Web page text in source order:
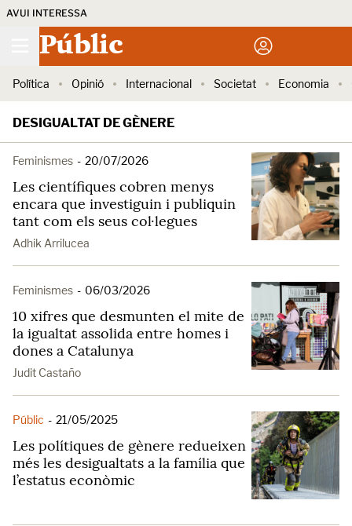
AVUI INTERESSA
Públic
Política Opinió Internacional Societat Economia
DESIGUALTAT DE GÈNERE
Feminismes - 20/07/2026
Les científiques cobren menys
encara que investiguin i publiquin
tant com els seus col·legues
Adhik Arrilucea
Feminismes - 06/03/2026
10 xifres que desmunten el mite de
la igualtat assolida entre homes i
dones a Catalunya
Judit Castaño
Públic - 21/05/2025
Les polítiques de gènere redueixen
més les desigualtats a la família que
l’estatus econòmic